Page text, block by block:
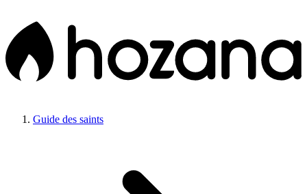
Guide des saints